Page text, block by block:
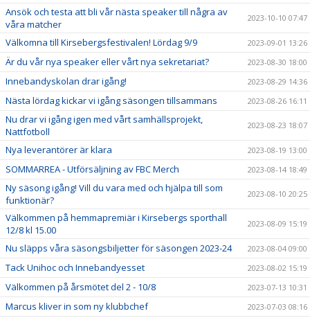
Ansök och testa att bli vår nästa speaker till några av
våra matcher
2023-10-10 07:47
Välkomna till Kirsebergsfestivalen! Lördag 9/9 2023-09-01 13:26
Är du vår nya speaker eller vårt nya sekretariat? 2023-08-30 18:00
Innebandyskolan drar igång! 2023-08-29 14:36
Nästa lördag kickar vi igång säsongen tillsammans 2023-08-26 16:11
Nu drar vi igång igen med vårt samhällsprojekt,
Nattfotboll
2023-08-23 18:07
Nya leverantörer är klara 2023-08-19 13:00
SOMMARREA - Utförsäljning av FBC Merch 2023-08-14 18:49
Ny säsong igång! Vill du vara med och hjälpa till som
funktionär?
2023-08-10 20:25
Välkommen på hemmapremiär i Kirsebergs sporthall
12/8 kl 15.00
2023-08-09 15:19
Nu släpps våra säsongsbiljetter för säsongen 2023-24 2023-08-04 09:00
Tack Unihoc och Innebandyesset 2023-08-02 15:19
Välkommen på årsmötet del 2 - 10/8 2023-07-13 10:31
Marcus kliver in som ny klubbchef 2023-07-03 08:16